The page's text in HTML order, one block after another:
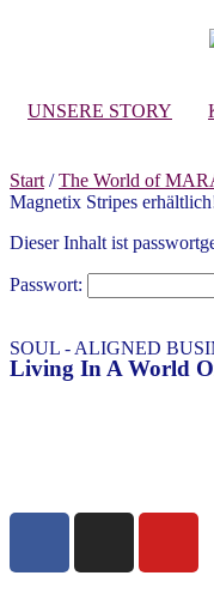
UNSERE STORY
Start /The World of
Magnetix Stripes
Dieser Inhalt ist
Passwort:
SOUL - ALIGNED
Living In A World